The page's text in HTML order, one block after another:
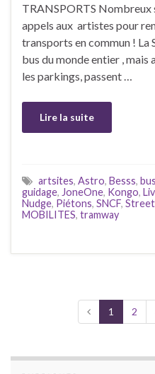
TRANSPORTS Nombreux
appels aux artistes pour
transports en commun ! La
bus du monde entier , mais
les parkings, passent …
Lire la suite
artsites, Astro, Besss, bus
guidage, JoneOne, Kongo,
Nudge, Piétons, SNCF,
MOBILITES, tramway
1 2